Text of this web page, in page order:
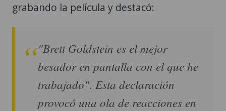
grabando la película y destacó:
"Brett Goldstein es el mejor
besador en pantalla con el que he
trabajado". Esta declaración
provocó una ola de reacciones en